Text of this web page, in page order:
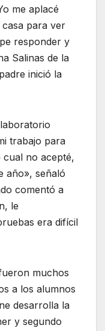
me aplacé
para ver
responder y
Salinas de la
inició la
trabajo para
cual no acepté,
año», señaló
comentó a
le
era difícil
muchos
a los alumnos
desarrolla la
y segundo